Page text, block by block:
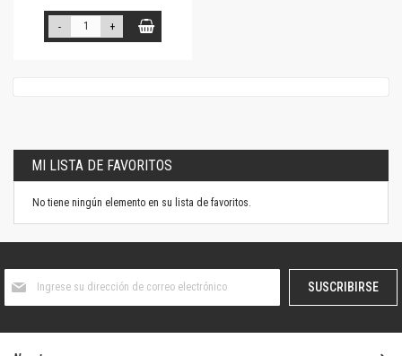
- +
MI LISTA DE FAVORITOS
No tiene ningún elemento en su lista de favoritos.
boletín
SUSCRIBIRSE